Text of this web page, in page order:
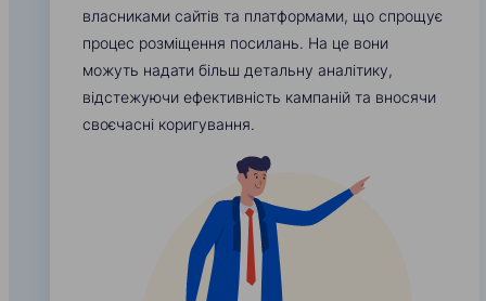
власниками сайтів та платформами, що спрощує
процес розміщення посилань. На це вони
можуть надати більш детальну аналітику,
відстежуючи ефективність кампаній та вносячи
своєчасні коригування.